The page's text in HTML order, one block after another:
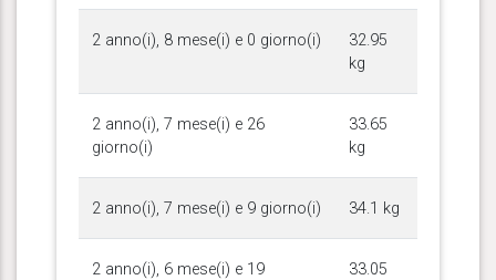
2 anno(i), 8 mese(i) e 0 giorno(i)
32.95
kg
2 anno(i), 7 mese(i) e 26
giorno(i)
33.65
kg
2 anno(i), 7 mese(i) e 9 giorno(i) 34.1 kg
2 anno(i), 6 mese(i) e 19
33.05